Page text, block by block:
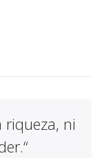
riqueza, ni